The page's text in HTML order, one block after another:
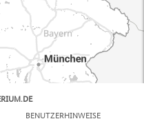
BENUTZERHINWEISE